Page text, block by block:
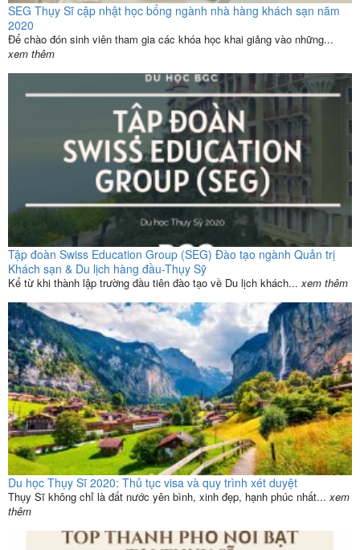
SEG Thụy Sĩ cập nhật học bổng ngành nhà hàng khách sạn năm
2020
Để chào đón sinh viên tham gia các khóa học khai giảng vào những...
xem thêm
Tập đoàn Swiss Education Group (SEG) Đào tạo ngành Quản trị
Khách sạn & Du lịch hàng đầu-Thụy Sỹ
Kể từ khi thành lập trường đầu tiên đào tạo về Du lịch khách... xem thêm
Du học Thụy Sĩ 2020: Thủ tục visa và quy trình xét duyệt
Thụy Sĩ không chỉ là đất nước yên bình, xinh đẹp, hạnh phúc nhất... xem
thêm